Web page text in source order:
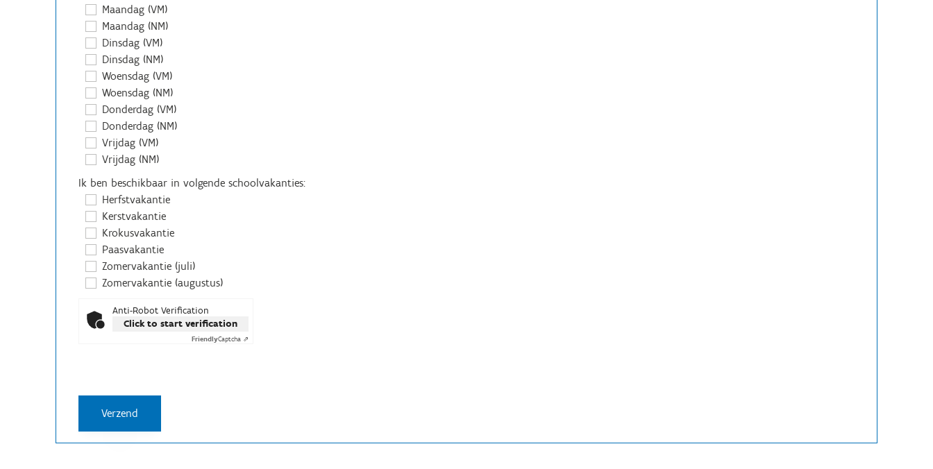
Maandag (VM)
Maandag (NM)
Dinsdag (VM)
Dinsdag (NM)
Woensdag (VM)
Woensdag (NM)
Donderdag (VM)
Donderdag (NM)
Vrijdag (VM)
Vrijdag (NM)
Ik ben beschikbaar in volgende schoolvakanties:
Herfstvakantie
Kerstvakantie
Krokusvakantie
Paasvakantie
Zomervakantie (juli)
Zomervakantie (augustus)
Anti-Robot Verification
Click to start verification
FriendlyCaptcha ⇗